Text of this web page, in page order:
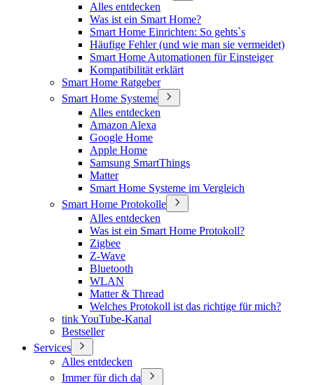
Alles entdecken
Was ist ein Smart Home?
Smart Home Einrichten: So gehts`s
Häufige Fehler (und wie man sie vermeidet)
Smart Home Automationen für Einsteiger
Kompatibilität erklärt
Smart Home Ratgeber
Smart Home Systeme
Alles entdecken
Amazon Alexa
Google Home
Apple Home
Samsung SmartThings
Matter
Smart Home Systeme im Vergleich
Smart Home Protokolle
Alles entdecken
Was ist ein Smart Home Protokoll?
Zigbee
Z-Wave
Bluetooth
WLAN
Matter & Thread
Welches Protokoll ist das richtige für mich?
tink YouTube-Kanal
Bestseller
Services
Alles entdecken
Immer für dich da